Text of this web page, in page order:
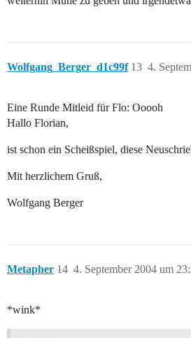
Wolfgang_Berger_d1c99f 4.
13
Eine Runde Mitleid für Flo: Ooooh
Hallo Florian,
ist schon ein Scheißspiel, diese
Mit herzlichem Gruß,
Wolfgang Berger
Metapher 4. September 2004 um
14
*wink*